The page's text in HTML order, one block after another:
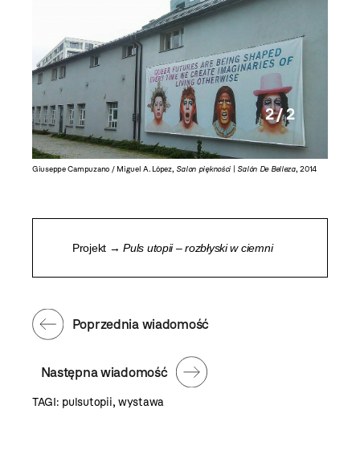
Giuseppe Campuzano / Miguel A. López, Salon piękności | Salón De Belleza, 2014
2 / 2
Projekt →Puls utopii – rozbłyski w ciemni
Następna wiadomość
Poprzednia wiadomość
TAGI: pulsutopii, wystawa